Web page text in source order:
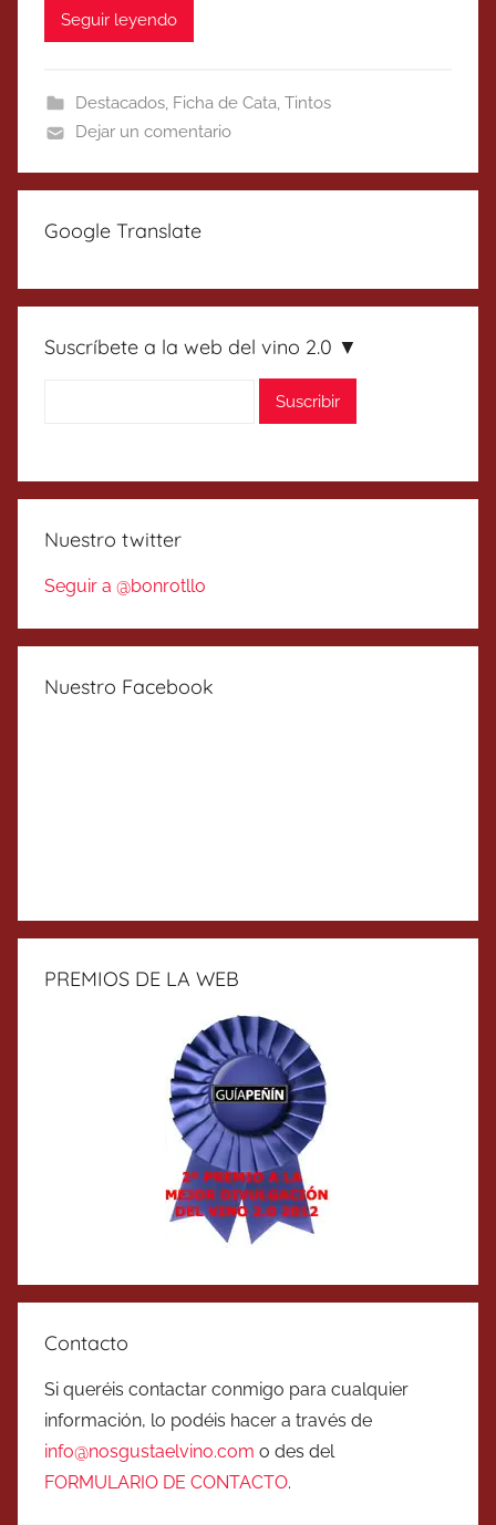
Seguir leyendo
Destacados, Ficha de Cata, Tintos
Dejar un comentario
Google Translate
Suscríbete a la web del vino 2.0 ▼
Nuestro twitter
Seguir a @bonrotllo
Nuestro Facebook
PREMIOS DE LA WEB
Contacto
Si queréis contactar conmigo para cualquier
información, lo podéis hacer a través de
info@nosgustaelvino.com o des del
FORMULARIO DE CONTACTO.